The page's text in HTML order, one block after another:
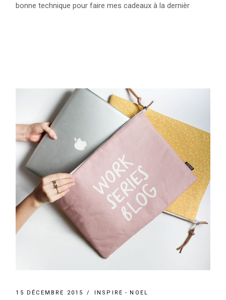
bonne technique pour faire mes cadeaux à la dernièr
15 DÉCEMBRE 2015 INSPIRE NOEL